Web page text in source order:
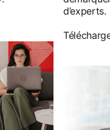
d’experts.